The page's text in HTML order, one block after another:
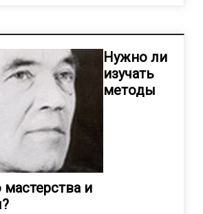
Нужно ли
изучать
методы
мастерства и